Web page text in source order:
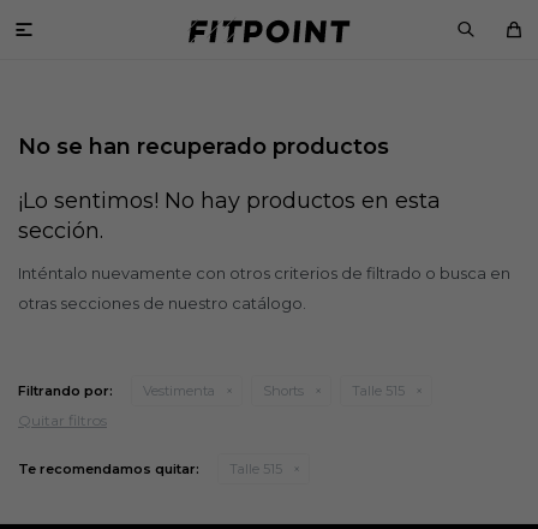

No se han recuperado productos
¡Lo sentimos! No hay productos en esta
sección.
Inténtalo nuevamente con otros criterios de filtrado o busca en
otras secciones de nuestro catálogo.
Filtrando por: Vestimenta Shorts Talle 515
Quitar filtros
Te recomendamos quitar: Talle 515